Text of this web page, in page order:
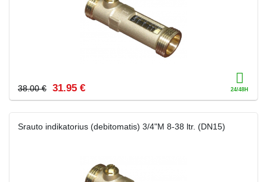
38.00 € 31.95 €
Srauto indikatorius (debitomatis) 3/4"M 8-38 ltr. (DN15)